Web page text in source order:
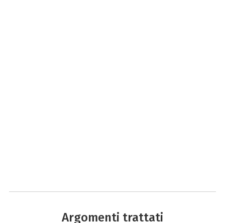
Argomenti trattati